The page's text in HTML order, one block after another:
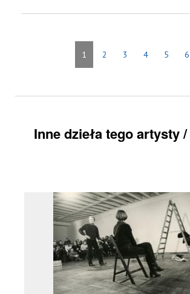
1 2 3 4 5 6
Inne dzieła tego artysty